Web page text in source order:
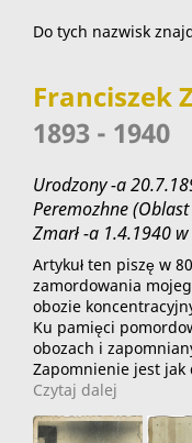
Do tych nazwisk
Franciszek
1893 - 1940
Urodzony -a
Peremozhne
Zmarł -a 1.4.1940
Artykuł ten piszę w
zamordowania
obozie
Ku pamięci
obozach i
Zapomnienie jest jak
Czytaj dalej